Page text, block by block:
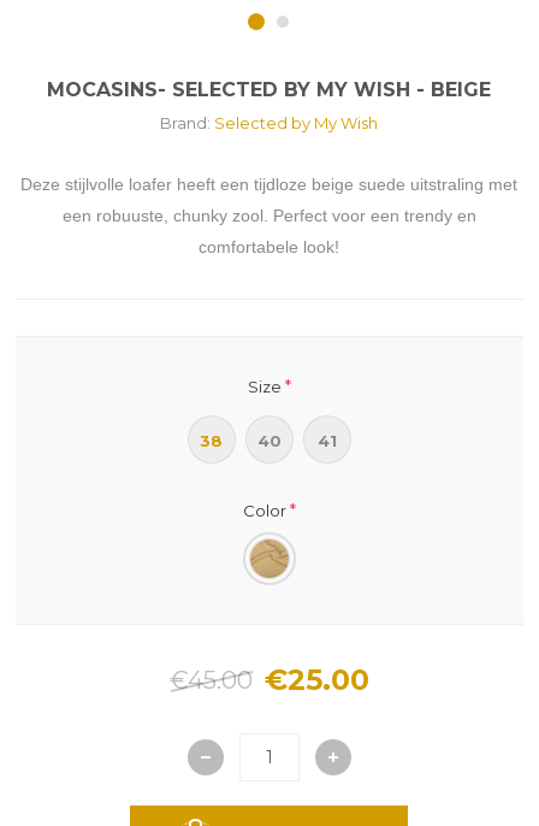
MOCASINS- SELECTED BY MY WISH - BEIGE
Brand: Selected by My Wish
Deze stijlvolle loafer heeft een tijdloze beige suede uitstraling met
een robuuste, chunky zool. Perfect voor een trendy en
comfortabele look!
Size *
38 40 41
Color*
€45.00 €25.00